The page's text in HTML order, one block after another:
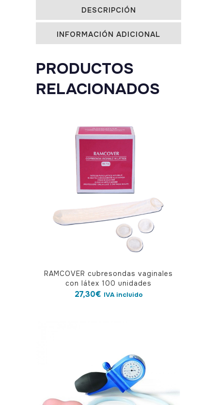
DESCRIPCIÓN
INFORMACIÓN ADICIONAL
PRODUCTOS
RELACIONADOS
RAMCOVER cubresondas vaginales
con látex 100 unidades
27,30€ IVA incluido